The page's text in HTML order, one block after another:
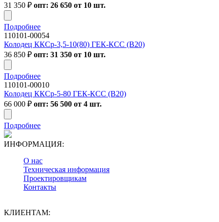
31 350 ₽ опт: 26 650 от 10 шт.
Подробнее
110101-00054
Колодец ККСр-3,5-10(80) ГЕК-КСС (В20)
36 850 ₽ опт: 31 350 от 10 шт.
Подробнее
110101-00010
Колодец ККСр-5-80 ГЕК-КСС (В20)
66 000 ₽ опт: 56 500 от 4 шт.
Подробнее
ИНФОРМАЦИЯ:
О нас
Техническая информация
Проектировщикам
Контакты
КЛИЕНТАМ: